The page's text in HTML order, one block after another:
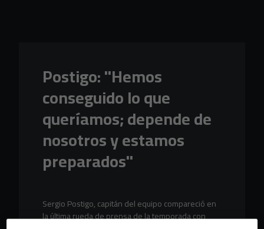
Postigo: "Hemos
conseguido lo que
queríamos; depende de
nosotros y estamos
preparados"
Sergio Postigo, capitán del equipo compareció en
la última rueda de prensa de la temporada con